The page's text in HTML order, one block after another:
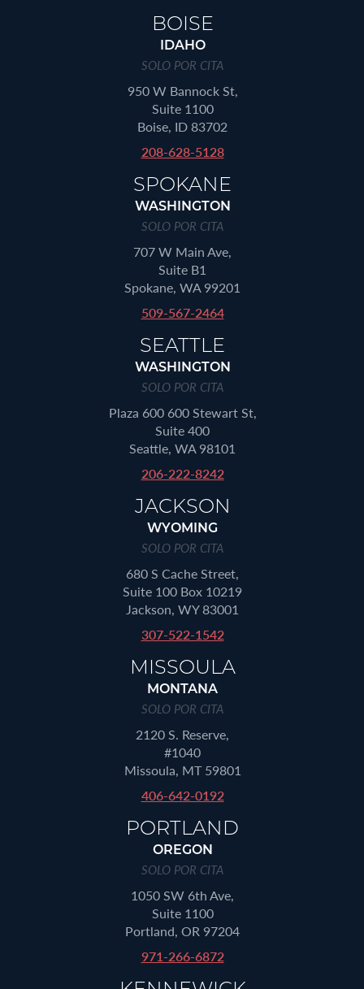
BOISE
IDAHO
SOLO POR CITA
950 W Bannock St,
Suite 1100
Boise, ID 83702
208-628-5128
SPOKANE
WASHINGTON
SOLO POR CITA
707 W Main Ave,
Suite B1
Spokane, WA 99201
509-567-2464
SEATTLE
WASHINGTON
SOLO POR CITA
Plaza 600 600 Stewart St,
Suite 400
Seattle, WA 98101
206-222-8242
JACKSON
WYOMING
SOLO POR CITA
680 S Cache Street,
Suite 100 Box 10219
Jackson, WY 83001
307-522-1542
MISSOULA
MONTANA
SOLO POR CITA
2120 S. Reserve,
#1040
Missoula, MT 59801
406-642-0192
PORTLAND
OREGON
SOLO POR CITA
1050 SW 6th Ave,
Suite 1100
Portland, OR 97204
971-266-6872